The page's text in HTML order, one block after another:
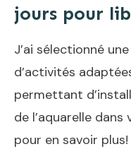
jours pour
J’ai sélectionné
d’activités
permettant
de l’aquarelle
pour en savoir plus!